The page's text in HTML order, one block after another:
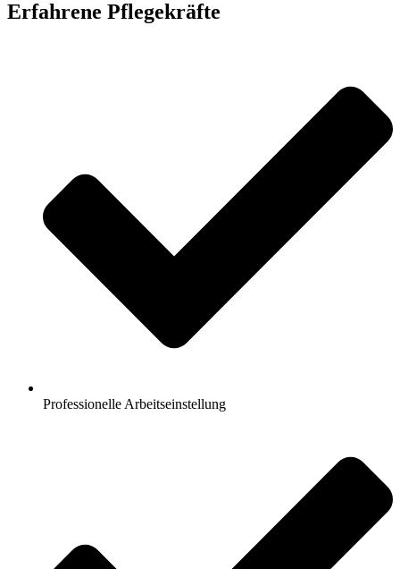
Erfahrene Pflegekräfte
Professionelle Arbeitseinstellung